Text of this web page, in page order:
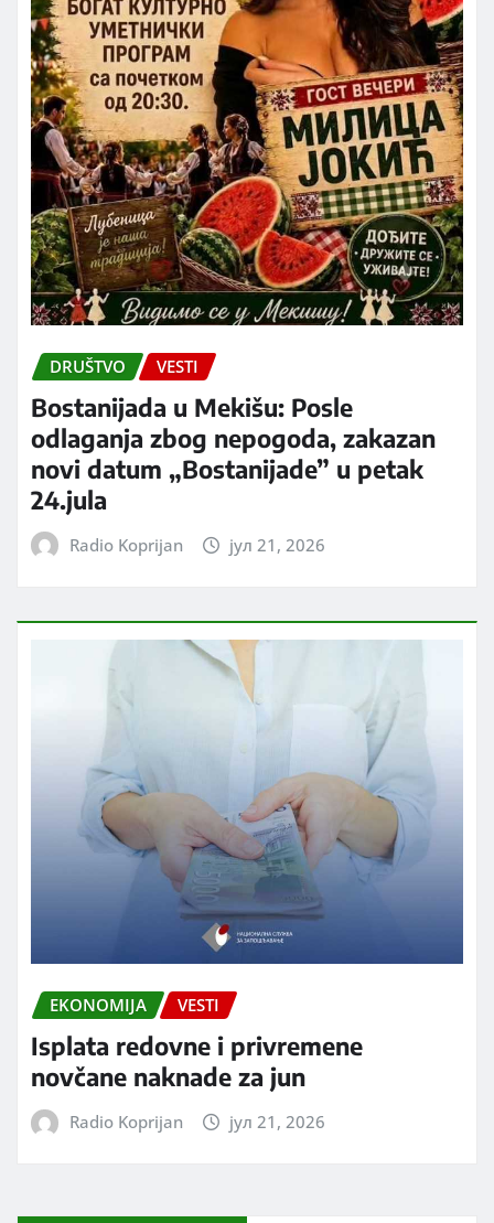
DRUŠTVO VESTI
Bostanijada u Mekišu: Posle
odlaganja zbog nepogoda, zakazan
novi datum „Bostanijade” u petak
24.jula
Radio Koprijan јул 21, 2026
EKONOMIJA VESTI
Isplata redovne i privremene
novčane naknade za jun
Radio Koprijan јул 21, 2026